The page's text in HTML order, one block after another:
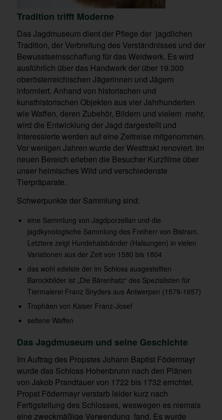
Tradition trifft Moderne
Das Jagdmuseum dient der Pflege der jagdlichen
Tradition, der Verbreitung des Verständnisses und der
Bewusstseinsschaffung für das Weidwerk. Es wird
ausführlich über das Handwerk der über 19.300
oberösterreichischen Jägerinnen und Jägern
informiert. Anhand von historischen und
kunsthistorischen Objekten aus vier Jahrhunderten
wie Waffen, deren Zubehör, Bildern und vielem mehr,
wird die Entwicklung der Jagd dargestellt und
Interessierte werden auf eine Zeitreise mitgenommen.
Vor wenigen Jahren wurde der Westtrakt renoviert. Im
neuen Bereich erleben die Besucher Kurzfilme über
unser heimisches Wild und verschiedenste
Tierpräparate.
Schwerpunkte der Sammlung sind:
eine Sammlung von Jagdporzellan und die
jagdkynologische Sammlung des Freiherr von Bistram.
Letztere zeigt Hundehalsbänder (Halsungen) in vielen
Variationen aus der Zeit von 1580 bis 1804
das wohl edelste der im Schloss ausgestellten
Barockbilder ist „Die Bärenhatz“ des Spezialisten für
Tiermalerei Franz Snyders aus Antwerpen (1579-1657)
Trophäen von Kaiser Franz-Josef
seltene Waffen
Das Jagdmuseum und seine Geschichte
Im Auftrag des Propstes Johann Baptist Födermayr
wurde das Schloss Hohenbrunn nach den Plänen
von Jakob Prandtauer von 1722 bis 1732 errichtet.
Propst Födermayr verstarb leider kurz nach
Fertigstellung des Schlosses, weswegen es niemals
eine zweckmäßige Verwendung fand. Es wurde